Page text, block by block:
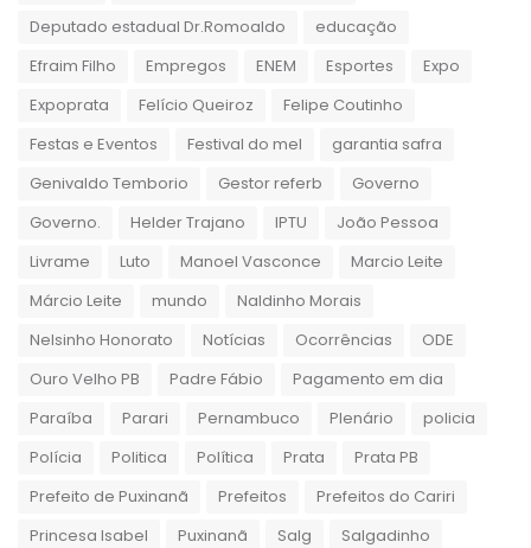
Deputado estadual Dr.Romoaldo
educação
Efraim Filho
Empregos ENEM Esportes
Expo
Expoprata
Felício Queiroz
Felipe Coutinho
Festas e Eventos
Festival do mel
garantia safra
Genivaldo Temborio
Gestor referb
Governo
Governo.
Helder Trajano IPTU
João Pessoa
Livrame
Luto Manoel Vasconce
Marcio Leite
Márcio Leite
mundo
Naldinho Morais
Nelsinho Honorato
Notícias Ocorrências
ODE
Ouro Velho PB
Padre Fábio
Pagamento em dia
Paraíba
Parari Pernambuco Plenário
policia
Polícia
Politica Política Prata
Prata PB
Prefeito de Puxinanã
Prefeitos
Prefeitos do Cariri
Princesa Isabel
Puxinanã Salg
Salgadinho